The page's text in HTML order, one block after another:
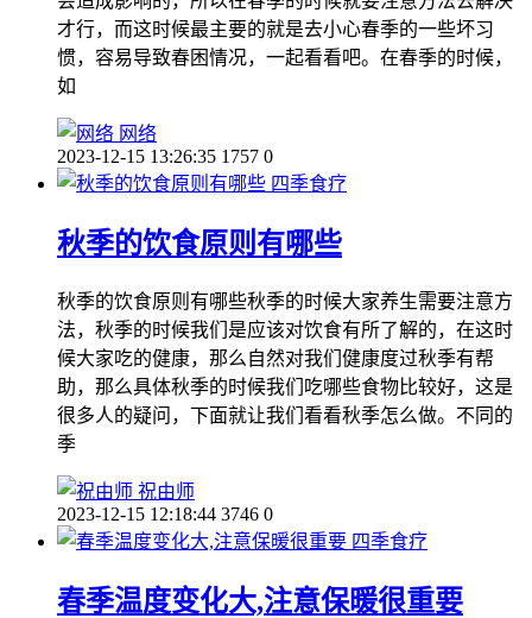
才行，而这时候最主要的就是去小心春季的一些坏习
惯，容易导致春困情况，一起看看吧。在春季的时候，
如
网络
2023-12-15 13:26:35 1757 0
四季食疗
秋季的饮食原则有哪些
秋季的饮食原则有哪些秋季的时候大家养生需要注意方
法，秋季的时候我们是应该对饮食有所了解的，在这时
候大家吃的健康，那么自然对我们健康度过秋季有帮
助，那么具体秋季的时候我们吃哪些食物比较好，这是
很多人的疑问，下面就让我们看看秋季怎么做。不同的
季
祝由师
2023-12-15 12:18:44 3746 0
四季食疗
春季温度变化大,注意保暖很重要